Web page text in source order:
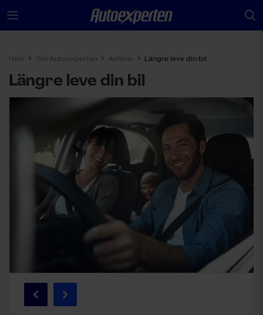
Hem Om Autoexperten Artiklar Längre leve din bil
Längre leve din bil